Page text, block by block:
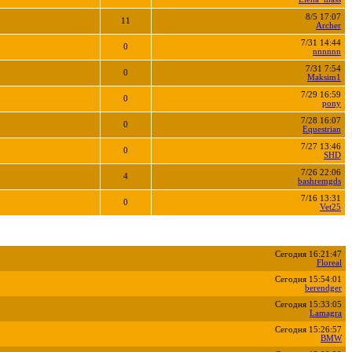
11
8/5 17:07
Archer
0
7/31 14:44
nnnnnn
0
7/31 7:54
Maksim1
0
7/29 16:59
pony
0
7/28 16:07
Equestrian
0
7/27 13:46
SHD
4
7/26 22:06
bashremgds
0
7/16 13:31
Vet25
Сегодня 16:21:47
Floreal
Сегодня 15:54:01
berendger
Сегодня 15:33:05
Lamagra
Сегодня 15:26:57
BMW